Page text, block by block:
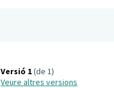
Versió 1(de 1)
veure altres versions